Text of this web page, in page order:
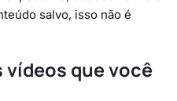
salvo, isso não é
vídeos que você